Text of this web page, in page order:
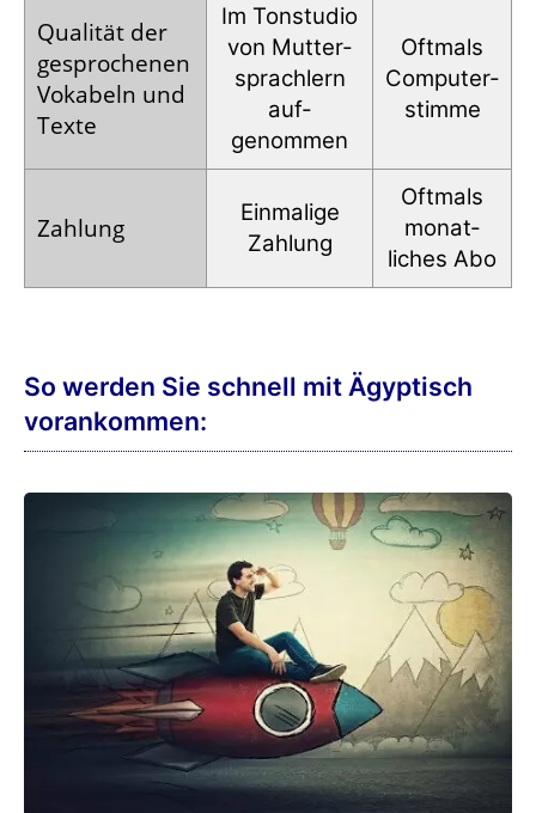
Qualität der
gesprochenen
Vokabeln und
Texte
Im Tonstudio
von Mutter­
sprachlern
auf­
genommen
Oftmals
Computer­
stimme
Zahlung
Einmalige
Zahlung
Oftmals
monat­
liches Abo
So werden Sie schnell mit Ägyptisch
vorankommen: